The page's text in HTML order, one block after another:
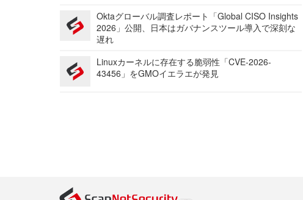
Oktaグローバル調査レポート「Global CISO Insights
2026」公開、日本はガバナンスツール導入で深刻な
遅れ
Linuxカーネルに存在する脆弱性「CVE-2026-
43456」をGMOイエラエが発見